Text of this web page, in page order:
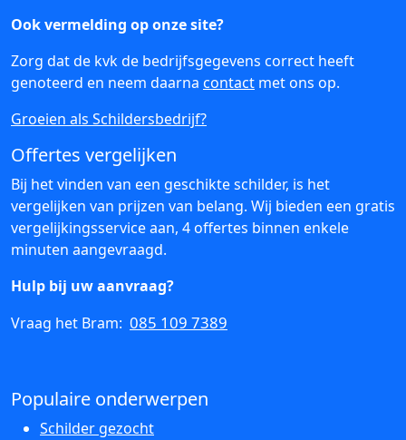
Ook vermelding op onze site?
Zorg dat de kvk de bedrijfsgegevens correct heeft
genoteerd en neem daarna contact met ons op.
Groeien als Schildersbedrijf?
Offertes vergelijken
Bij het vinden van een geschikte schilder, is het
vergelijken van prijzen van belang. Wij bieden een gratis
vergelijkingsservice aan, 4 offertes binnen enkele
minuten aangevraagd.
Hulp bij uw aanvraag?
Vraag het Bram: 085 109 7389
Populaire onderwerpen
Schilder gezocht